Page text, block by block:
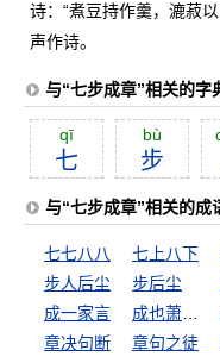
诗：“煮豆持作羹，漉菽
声作诗。
与“七步成章”相关的字
qī
七
bù
步
与“七步成章”相关的成
七七八八 七上八下
步人后尘
步后尘
成一家言
章决句断
章句之徒